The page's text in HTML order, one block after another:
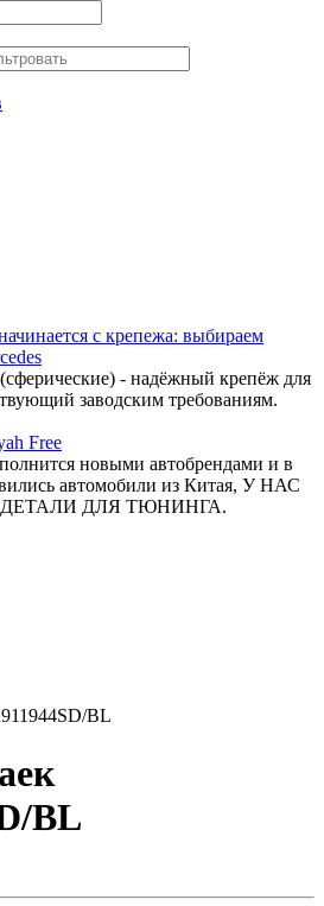
с крепежа: выбираем
- надёжный крепёж для
заводским требованиям.
Free
новыми автобрендами и в
автомобили из Китая, У НАС
ДЛЯ ТЮНИНГА.
BL
BL